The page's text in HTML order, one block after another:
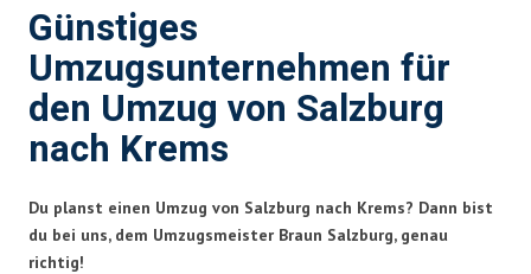
Günstiges
Umzugsunternehmen für
den Umzug von Salzburg
nach Krems
Du planst einen Umzug von Salzburg nach Krems? Dann bist
du bei uns, dem Umzugsmeister Braun Salzburg, genau
richtig!